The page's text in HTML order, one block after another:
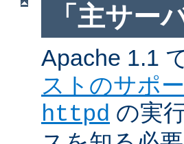
「主サー
Apache 1.1
ストのサポ
httpd の実